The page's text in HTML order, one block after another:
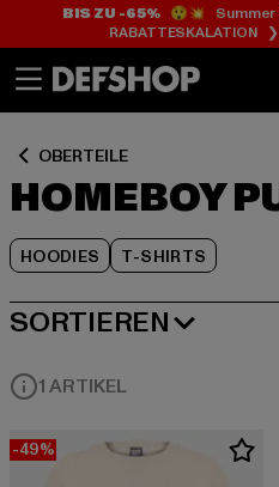
BIS ZU -65%😲💥 Summer
RABATTESKALATION
OBERTEILE
HOMEBOY
HOODIES T-SHIRTS
SORTIEREN
BELIEBTESTE
1 ARTIKEL
-49%